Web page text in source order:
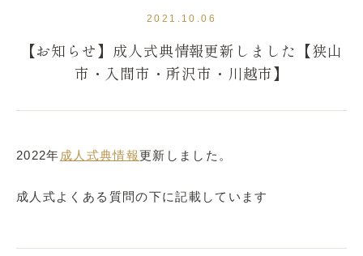
2021.10.06
【お知らせ】成人式典情報更新しました【狭山
市・入間市・所沢市・川越市】
2022年 成人式典情報更新しました。
成人式よくある質問の下に記載しています